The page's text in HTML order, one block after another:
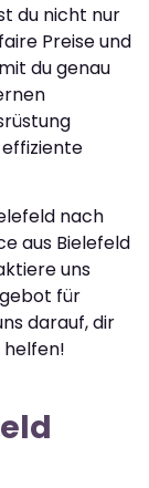
du nicht nur
Preise und
du genau
nach
aus Bielefeld
uns
für
darauf, dir
helfen!